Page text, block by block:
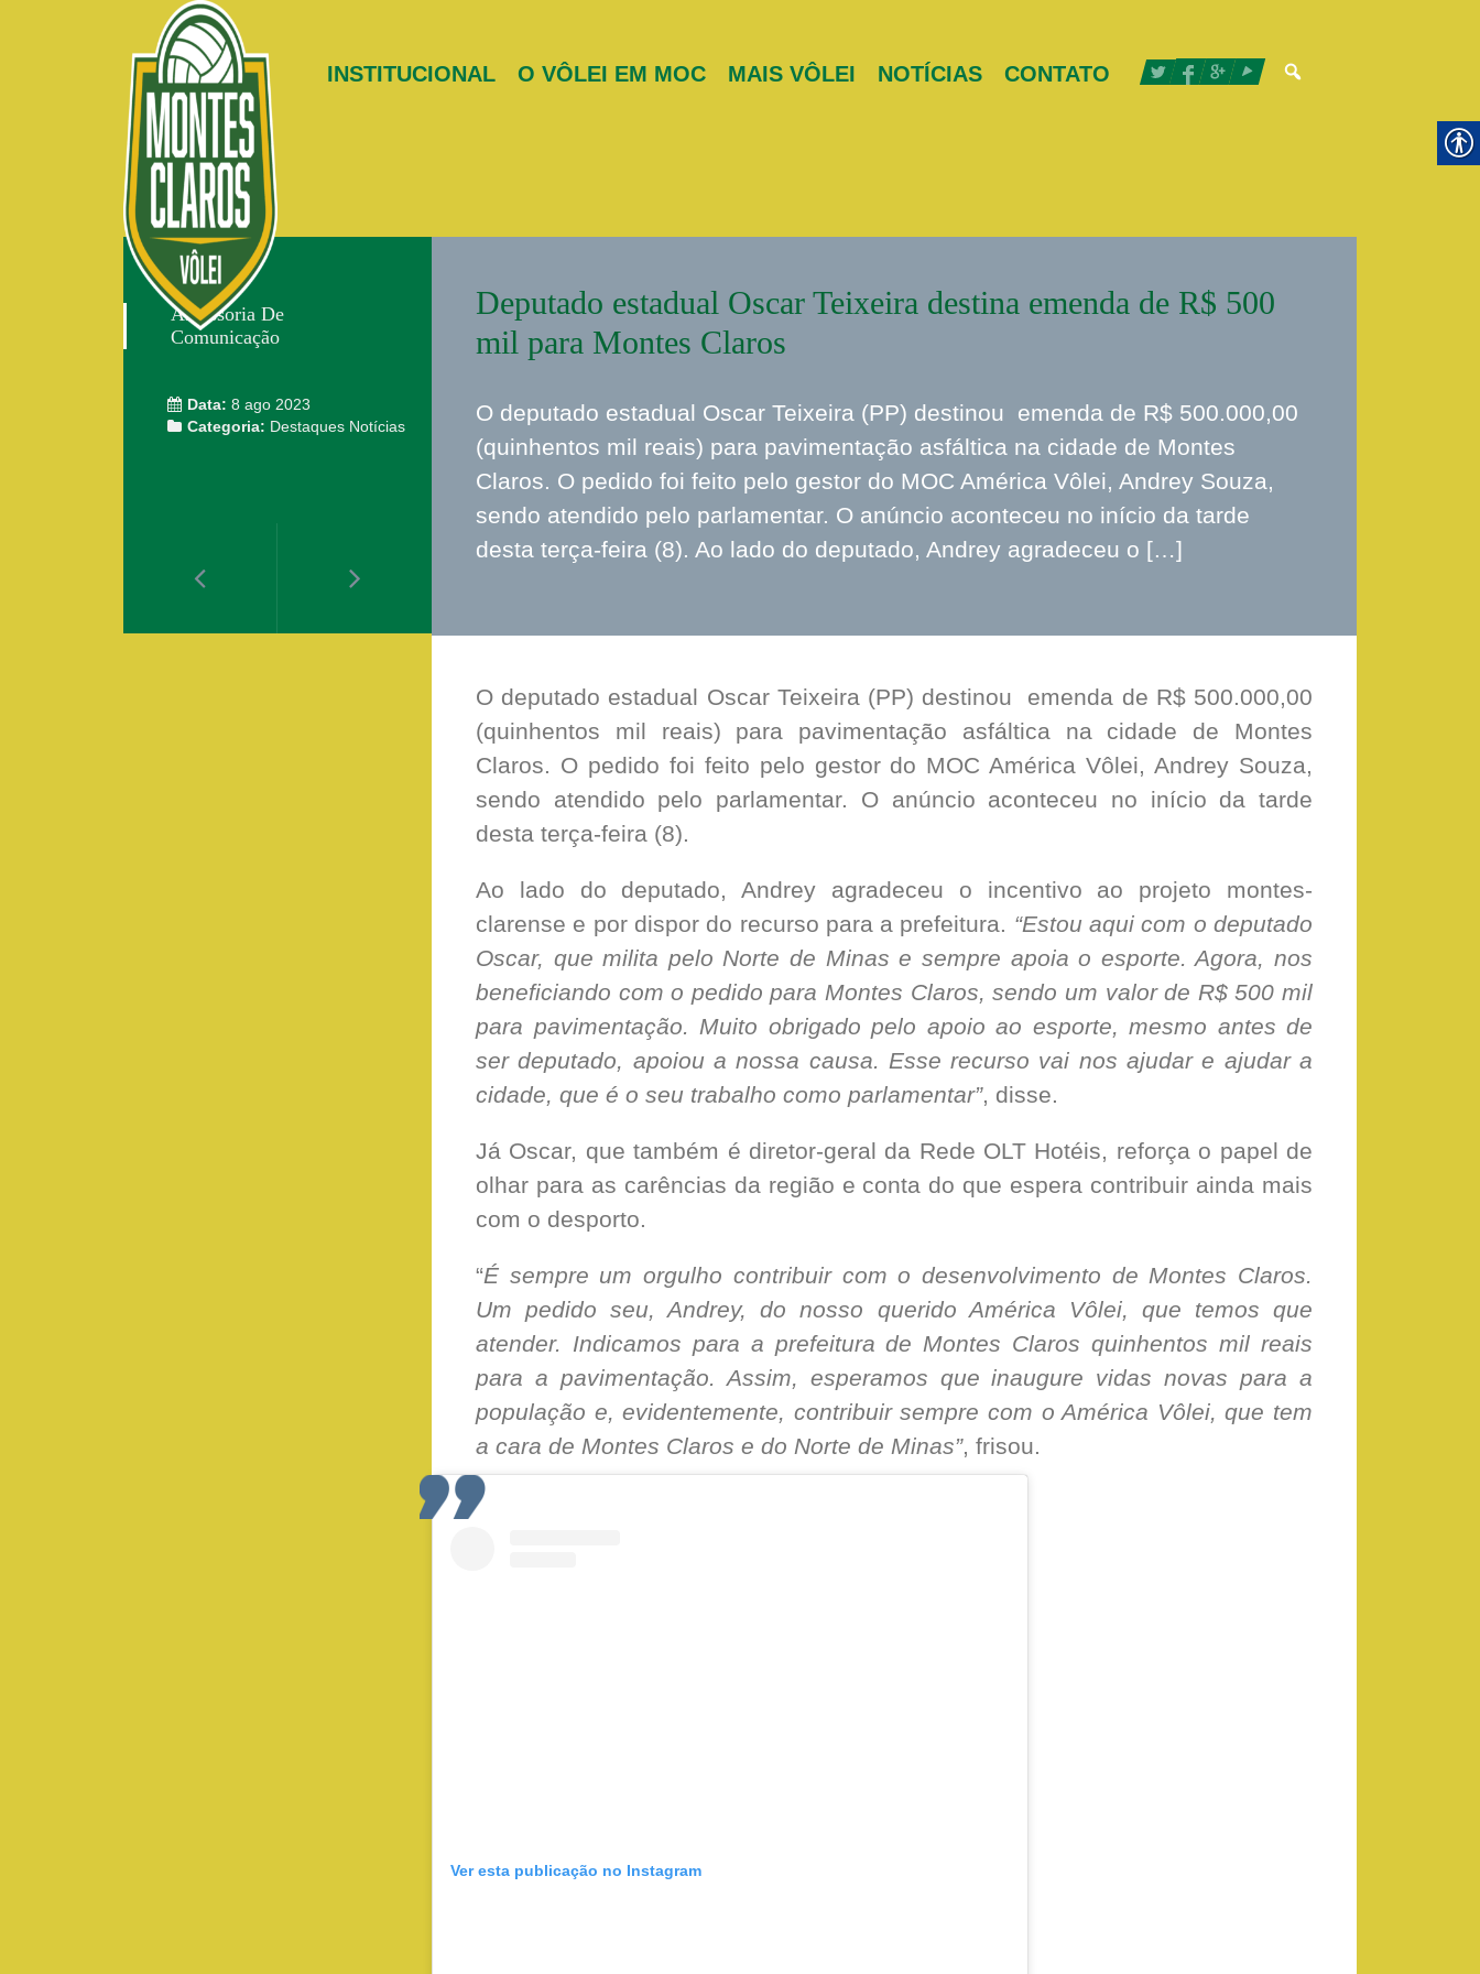
INSTITUCIONAL O VÔLEI EM MOC MAIS VÔLEI NOTÍCIAS CONTATO
Assessoria De
Comunicação
Data: 8 ago 2023
Categoria: Destaques Notícias
Deputado estadual Oscar Teixeira destina emenda de R$ 500
mil para Montes Claros
O deputado estadual Oscar Teixeira (PP) destinou emenda de R$ 500.000,00
(quinhentos mil reais) para pavimentação asfáltica na cidade de Montes
Claros. O pedido foi feito pelo gestor do MOC América Vôlei, Andrey Souza,
sendo atendido pelo parlamentar. O anúncio aconteceu no início da tarde
desta terça-feira (8). Ao lado do deputado, Andrey agradeceu o […]
O deputado estadual Oscar Teixeira (PP) destinou emenda de R$ 500.000,00
(quinhentos mil reais) para pavimentação asfáltica na cidade de Montes
Claros. O pedido foi feito pelo gestor do MOC América Vôlei, Andrey Souza,
sendo atendido pelo parlamentar. O anúncio aconteceu no início da tarde
desta terça-feira (8).
Ao lado do deputado, Andrey agradeceu o incentivo ao projeto montes-
clarense e por dispor do recurso para a prefeitura. “Estou aqui com o deputado
Oscar, que milita pelo Norte de Minas e sempre apoia o esporte. Agora, nos
beneficiando com o pedido para Montes Claros, sendo um valor de R$ 500 mil
para pavimentação. Muito obrigado pelo apoio ao esporte, mesmo antes de
ser deputado, apoiou a nossa causa. Esse recurso vai nos ajudar e ajudar a
cidade, que é o seu trabalho como parlamentar”, disse.
Já Oscar, que também é diretor-geral da Rede OLT Hotéis, reforça o papel de
olhar para as carências da região e conta do que espera contribuir ainda mais
com o desporto.
“É sempre um orgulho contribuir com o desenvolvimento de Montes Claros.
Um pedido seu, Andrey, do nosso querido América Vôlei, que temos que
atender. Indicamos para a prefeitura de Montes Claros quinhentos mil reais
para a pavimentação. Assim, esperamos que inaugure vidas novas para a
população e, evidentemente, contribuir sempre com o América Vôlei, que tem
a cara de Montes Claros e do Norte de Minas”, frisou.
Ver esta publicação no Instagram